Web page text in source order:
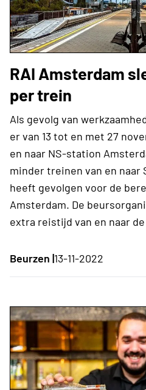
RAI Amsterdam
per trein
Als gevolg van
er van 13 tot en met 27
en naar NS-station
minder treinen van en naar
heeft gevolgen voor de
Amsterdam. De
extra reistijd van en naar
Beurzen |13-11-2022